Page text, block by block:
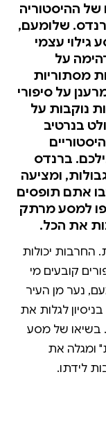
ההיסטוריה
שלומעם,
גילוי עצמי
על
מסתוריות
על סיפורי
נוקבות על
בנרטיב
ברנדס
ומציעה
אתם תופסים
למסע מרתק
את הכל.
החרבות יכולות
קובעים מי
נער מן העיר
לגלות את
בשיאו של מסע
ומגלה את
לידתו.
של עם